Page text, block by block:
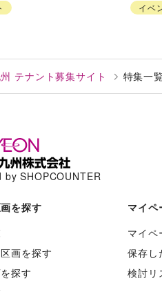
イベ
テナント募集サイト 特集一
by SHOPCOUNTER
を探す
画を探す
探す
マイペ
マイペ
保存し
検討リ